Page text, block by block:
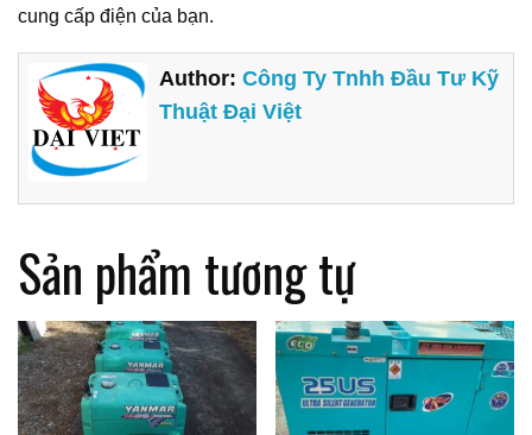
cung cấp điện của bạn.
Author:Công Ty Tnhh Đầu Tư Kỹ
Thuật Đại Việt
Sản phẩm tương tự